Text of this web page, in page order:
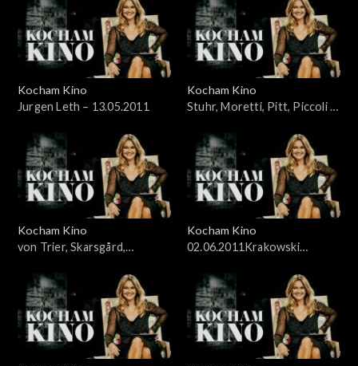
Kocham Kino
Jurgen Leth – 13.05.2011
Kocham Kino
Stuhr, Moretti, Pitt, Piccoli –
Kocham Kino
von Trier, Skarsgård,
Kocham Kino
02.06.2011Krakowski